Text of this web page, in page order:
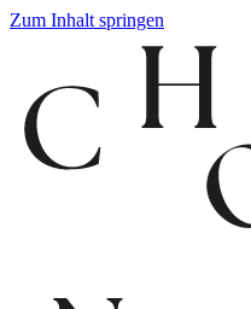
Zum Inhalt springen